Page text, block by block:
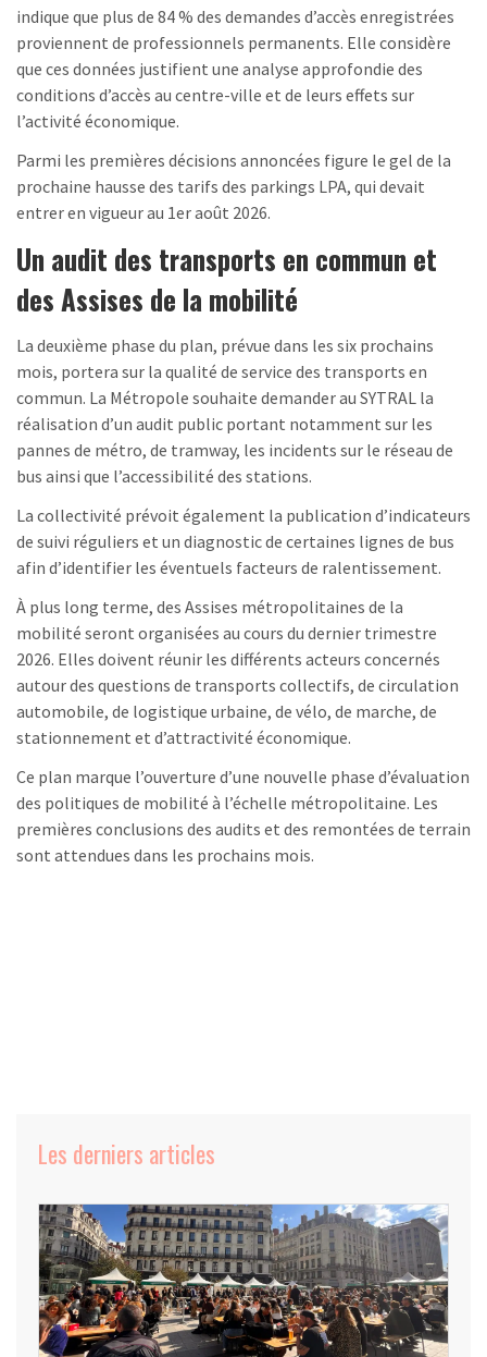
indique que plus de 84 % des demandes d’accès enregistrées
proviennent de professionnels permanents. Elle considère
que ces données justifient une analyse approfondie des
conditions d’accès au centre-ville et de leurs effets sur
l’activité économique.
Parmi les premières décisions annoncées figure le gel de la
prochaine hausse des tarifs des parkings LPA, qui devait
entrer en vigueur au 1er août 2026.
Un audit des transports en commun et
des Assises de la mobilité
La deuxième phase du plan, prévue dans les six prochains
mois, portera sur la qualité de service des transports en
commun. La Métropole souhaite demander au SYTRAL la
réalisation d’un audit public portant notamment sur les
pannes de métro, de tramway, les incidents sur le réseau de
bus ainsi que l’accessibilité des stations.
La collectivité prévoit également la publication d’indicateurs
de suivi réguliers et un diagnostic de certaines lignes de bus
afin d’identifier les éventuels facteurs de ralentissement.
À plus long terme, des Assises métropolitaines de la
mobilité seront organisées au cours du dernier trimestre
2026. Elles doivent réunir les différents acteurs concernés
autour des questions de transports collectifs, de circulation
automobile, de logistique urbaine, de vélo, de marche, de
stationnement et d’attractivité économique.
Ce plan marque l’ouverture d’une nouvelle phase d’évaluation
des politiques de mobilité à l’échelle métropolitaine. Les
premières conclusions des audits et des remontées de terrain
sont attendues dans les prochains mois.
Les derniers articles